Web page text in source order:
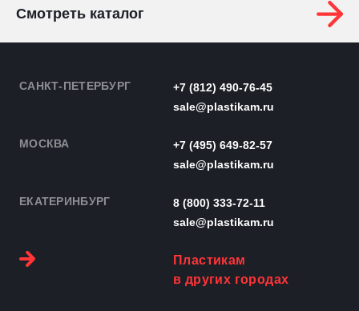
Смотреть каталог
САНКТ-ПЕТЕРБУРГ
+7 (812) 490-76-45
sale@plastikam.ru
МОСКВА
+7 (495) 649-82-57
sale@plastikam.ru
ЕКАТЕРИНБУРГ
8 (800) 333-72-11
sale@plastikam.ru
Пластикам
в других городах